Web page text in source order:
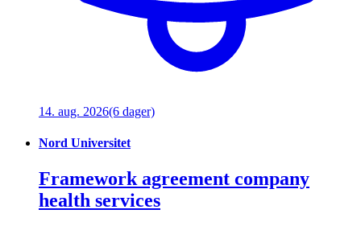
14. aug. 2026(6 dager)
Nord Universitet
Framework agreement company
health services